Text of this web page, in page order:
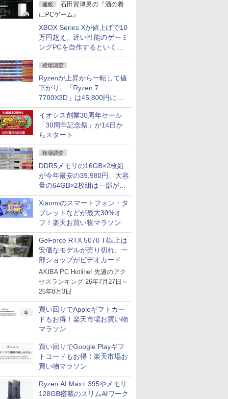
連載
石田賀津男の『酒の肴
にPCゲーム』
XBOX Series Xが値上げで10
万円超え。近い性能のゲーミ
ングPCを自作するといくら
になる？
相場調査
Ryzenが上昇から一転して値
下がり、「Ryzen 7
7700X3D」は45,800円に急
落し「Ryzen 7 7800X3D」
との価格逆転解消 [8月前半の
CPU価格]
イオシス創業30周年セール
「30周年記念祭」が14日か
らスタート
相場調査
DDR5メモリの16GB×2枚組
が今年最安の39,980円、大容
量の64GB×2枚組は一部が続
騰 [8月前半のメモリ価格]
Xiaomiのスマートフォン・タ
ブレットなどが最大30%オ
フ！楽天お買い物マラソン
GeForce RTX 5070 Ti以上は
安価なモデルが売り切れ。一
部ショップがビデオカードの
購入制限を実施したニュース
が注目を集める
AKIBA PC Hotline! 先週のアク
セスランキング 26年7月27日～
26年8月3日
買い回りでAppleギフトカー
ドもお得！楽天市場お買い物
マラソン
買い回りでGoogle Playギフ
トコードもお得！楽天市場お
買い物マラソン
Ryzen AI Max+ 395やメモリ
128GB搭載のスリムAIワーク